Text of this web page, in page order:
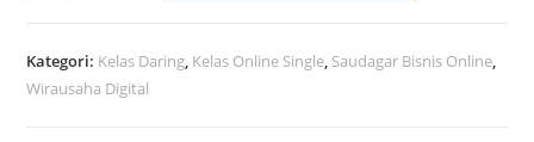
TELEGRAM
Lisensi
Kategori: Kelas Daring Kelas Online Single Saudagar Bisnis Online
Wirausaha Digital